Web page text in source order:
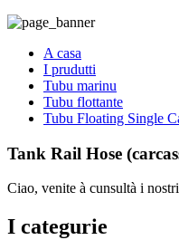
A casa
I prudutti
Tubu marinu
Tubu flottante
Tubu Floating Single
Tank Rail Hose
Ciao, venite à cunsultà i
I categurie